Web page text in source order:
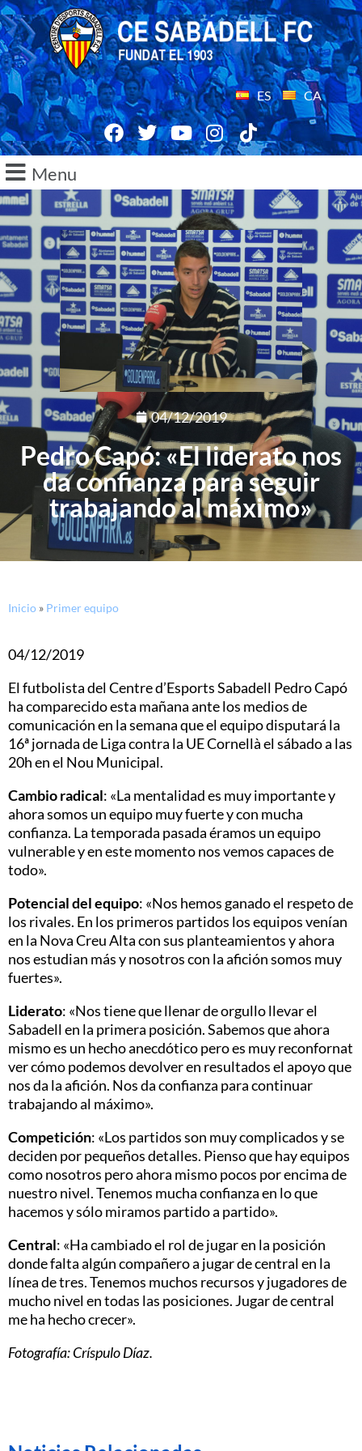
ES CA
Menu
04/12/2019
Pedro Capó: «El liderato nos
da confianza para seguir
trabajando al máximo»
Inicio » Primer equipo
04/12/2019
El futbolista del Centre d’Esports Sabadell Pedro Capó
ha comparecido esta mañana ante los medios de
comunicación en la semana que el equipo disputará la
16ª jornada de Liga contra la UE Cornellà el sábado a las
20h en el Nou Municipal.
Cambio radical: «La mentalidad es muy importante y
ahora somos un equipo muy fuerte y con mucha
confianza. La temporada pasada éramos un equipo
vulnerable y en este momento nos vemos capaces de
todo».
Potencial del equipo: «Nos hemos ganado el respeto de
los rivales. En los primeros partidos los equipos venían
en la Nova Creu Alta con sus planteamientos y ahora
nos estudian más y nosotros con la afición somos muy
fuertes».
Liderato: «Nos tiene que llenar de orgullo llevar el
Sabadell en la primera posición. Sabemos que ahora
mismo es un hecho anecdótico pero es muy reconfornat
ver cómo podemos devolver en resultados el apoyo que
nos da la afición. Nos da confianza para continuar
trabajando al máximo».
Competición: «Los partidos son muy complicados y se
deciden por pequeños detalles. Pienso que hay equipos
como nosotros pero ahora mismo pocos por encima de
nuestro nivel. Tenemos mucha confianza en lo que
hacemos y sólo miramos partido a partido».
Central: «Ha cambiado el rol de jugar en la posición
donde falta algún compañero a jugar de central en la
línea de tres. Tenemos muchos recursos y jugadores de
mucho nivel en todas las posiciones. Jugar de central
me ha hecho crecer».
Fotografía: Críspulo Díaz.